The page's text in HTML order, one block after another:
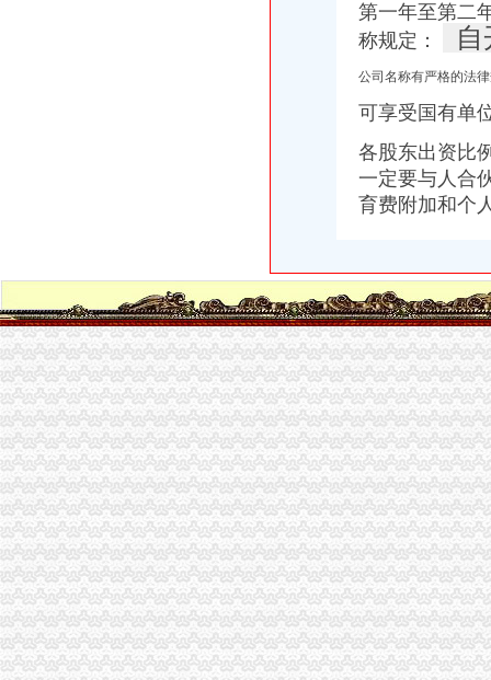
第一年至第二
称规定：
自
公司名称有严格的法
可享受国有单
各股东出资比
一定要与人合
育费附加和个